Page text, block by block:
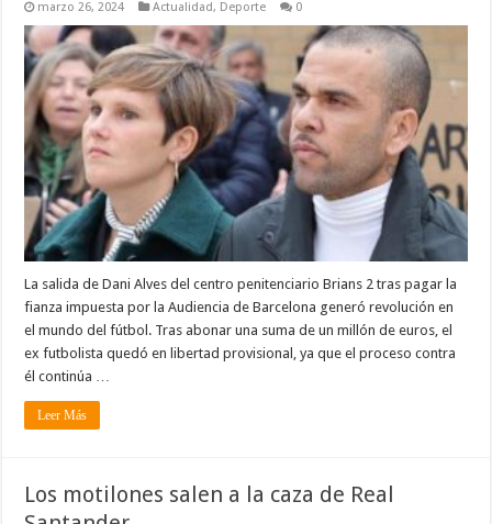
marzo 26, 2024 Actualidad, Deporte 0
La salida de Dani Alves del centro penitenciario Brians 2 tras pagar la
fianza impuesta por la Audiencia de Barcelona generó revolución en
el mundo del fútbol. Tras abonar una suma de un millón de euros, el
ex futbolista quedó en libertad provisional, ya que el proceso contra
él continúa …
Leer Más
Los motilones salen a la caza de Real